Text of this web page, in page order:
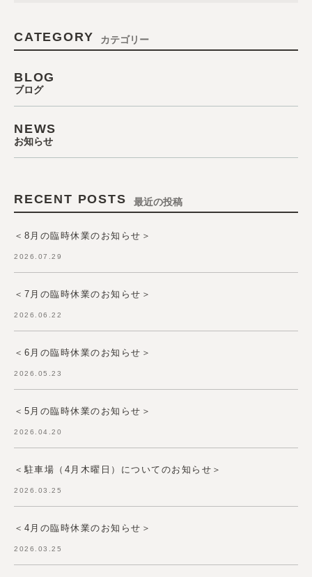
CATEGORY カテゴリー
BLOG
ブログ
NEWS
お知らせ
RECENT POSTS 最近の投稿
＜8月の臨時休業のお知らせ＞
2026.07.29
＜7月の臨時休業のお知らせ＞
2026.06.22
＜6月の臨時休業のお知らせ＞
2026.05.23
＜5月の臨時休業のお知らせ＞
2026.04.20
＜駐車場（4月木曜日）についてのお知らせ＞
2026.03.25
＜4月の臨時休業のお知らせ＞
2026.03.25